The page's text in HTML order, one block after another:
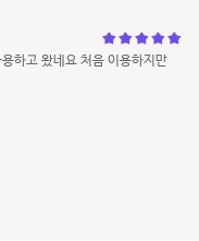
하고 왔네요 처음 이용하지만